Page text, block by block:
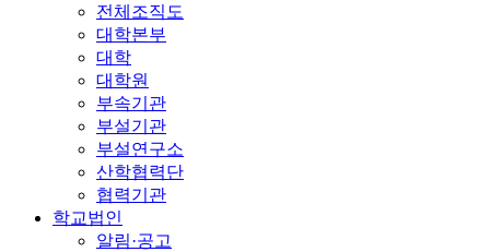
전체조직도
대학본부
대학
대학원
부속기관
부설기관
부설연구소
산학협력단
협력기관
학교법인
알림·공고